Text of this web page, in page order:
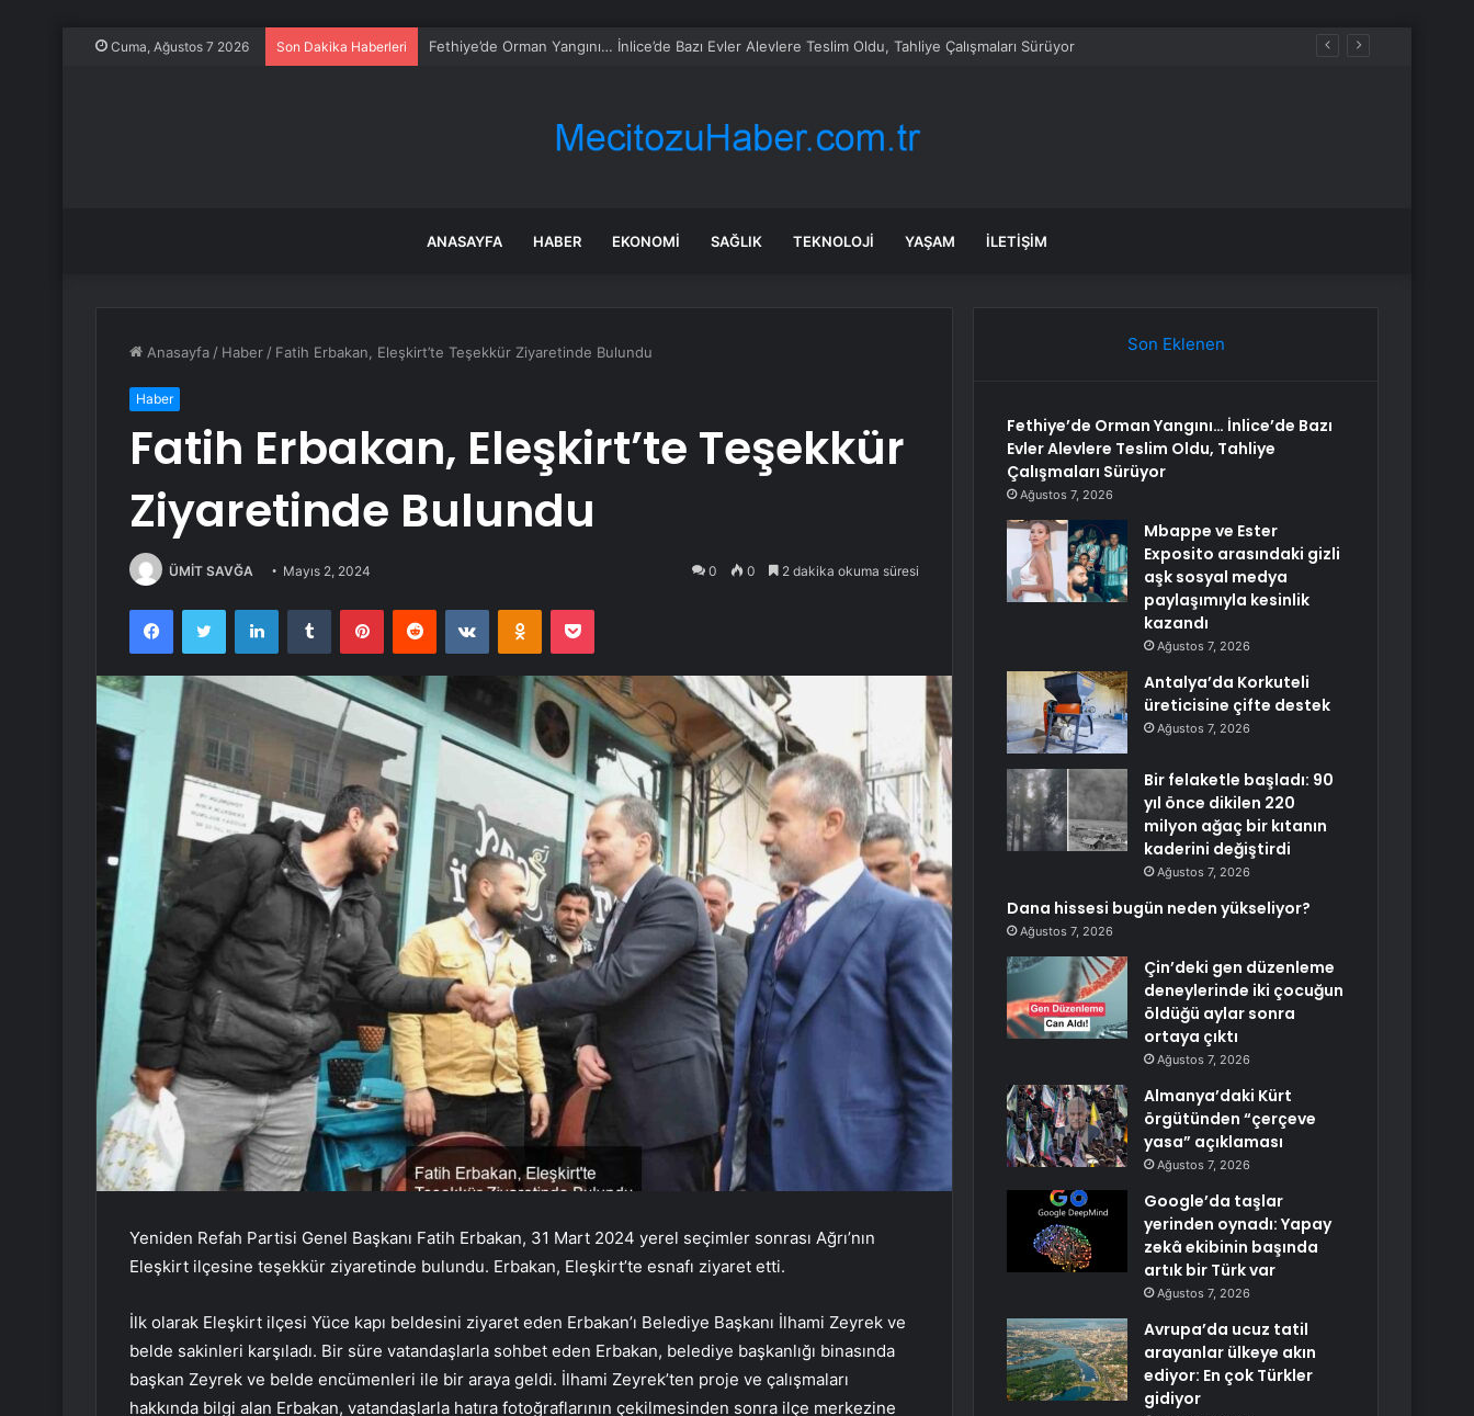
Cuma, Ağustos 7 2026 Son Dakika Haberleri Mbappe ve Ester Exposito arasındaki gizli aşk sosyal medya paylaşımıyla kesinlik kazandı
ANASAYFA HABER EKONOMI SAĞLIK TEKNOLOJI YAŞAM İLETIŞIM
Anasayfa / Haber / Fatih Erbakan, Eleşkirt’te Teşekkür Ziyaretinde Bulundu
Haber
Fatih Erbakan, Eleşkirt’te Teşekkür
Ziyaretinde Bulundu
ÜMİT SAVĞA Mayıs 2, 2024 0 0 2 dakika okuma süresi
FacebookTwitter LinkedInTumblr PinterestReddit VKontakteOdnoklassniki
Pocket
Yeniden Refah Partisi Genel Başkanı Fatih Erbakan, 31 Mart 2024 yerel seçimler sonrası Ağrı’nın
Eleşkirt ilçesine teşekkür ziyaretinde bulundu. Erbakan, Eleşkirt’te esnafı ziyaret etti.
İlk olarak Eleşkirt ilçesi Yüce kapı beldesini ziyaret eden Erbakan’ı Belediye Başkanı İlhami Zeyrek ve
belde sakinleri karşıladı. Bir süre vatandaşlarla sohbet eden Erbakan, belediye başkanlığı binasında
başkan Zeyrek ve belde encümenleri ile bir araya geldi. İlhami Zeyrek’ten proje ve çalışmaları
hakkında bilgi alan Erbakan, vatandaşlarla hatıra fotoğraflarının çekilmesinden sonra ilçe merkezine
Son Eklenen
Fethiye’de Orman Yangını… İnlice’de Bazı
Evler Alevlere Teslim Oldu, Tahliye
Çalışmaları Sürüyor
Ağustos 7, 2026
Mbappe ve Ester
Exposito arasındaki gizli
aşk sosyal medya
paylaşımıyla kesinlik
kazandı
Ağustos 7, 2026
Antalya’da Korkuteli
üreticisine çifte destek
Ağustos 7, 2026
Bir felaketle başladı: 90
yıl önce dikilen 220
milyon ağaç bir kıtanın
kaderini değiştirdi
Ağustos 7, 2026
Dana hissesi bugün neden yükseliyor?
Ağustos 7, 2026
Çin’deki gen düzenleme
deneylerinde iki çocuğun
öldüğü aylar sonra
ortaya çıktı
Ağustos 7, 2026
Almanya’daki Kürt
örgütünden “çerçeve
yasa” açıklaması
Ağustos 7, 2026
Google’da taşlar
yerinden oynadı: Yapay
zekâ ekibinin başında
artık bir Türk var
Ağustos 7, 2026
Avrupa’da ucuz tatil
arayanlar ülkeye akın
ediyor: En çok Türkler
gidiyor